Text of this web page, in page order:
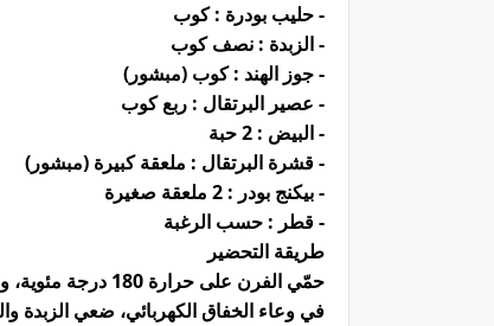
- حليب بودرة : كوب
- الزبدة : نصف كوب
- جوز الهند : كوب (مبشور)
- عصير البرتقال : ربع كوب
- البيض : 2 حبة
- قشرة البرتقال : ملعقة كبيرة (مبشور)
- بيكنج بودر : 2 ملعقة صغيرة
- قطر : حسب الرغبة
طريقة التحضير
حمّي الفرن على حرارة 180 درجة مئوية، وادهني صينية فرن بالزبدة والدقيق.
في وعاء الخفاق الكهربائي، ضعي الزبدة